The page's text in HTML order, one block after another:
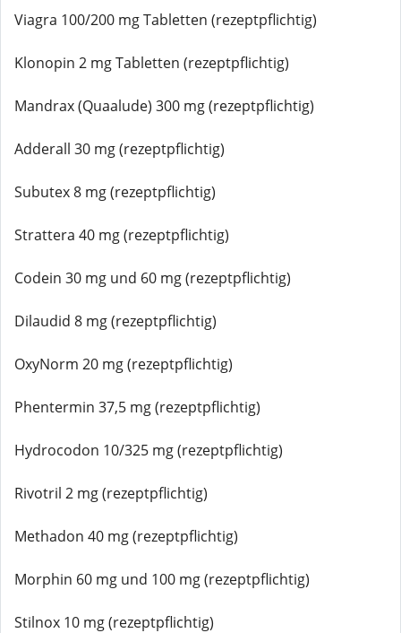
Viagra 100/200 mg Tabletten (rezeptpflichtig)
Klonopin 2 mg Tabletten (rezeptpflichtig)
Mandrax (Quaalude) 300 mg (rezeptpflichtig)
Adderall 30 mg (rezeptpflichtig)
Subutex 8 mg (rezeptpflichtig)
Strattera 40 mg (rezeptpflichtig)
Codein 30 mg und 60 mg (rezeptpflichtig)
Dilaudid 8 mg (rezeptpflichtig)
OxyNorm 20 mg (rezeptpflichtig)
Phentermin 37,5 mg (rezeptpflichtig)
Hydrocodon 10/325 mg (rezeptpflichtig)
Rivotril 2 mg (rezeptpflichtig)
Methadon 40 mg (rezeptpflichtig)
Morphin 60 mg und 100 mg (rezeptpflichtig)
Stilnox 10 mg (rezeptpflichtig)